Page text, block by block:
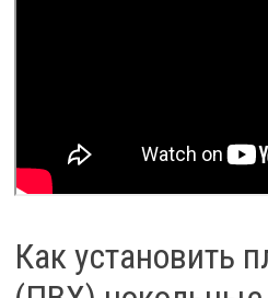
Как установить